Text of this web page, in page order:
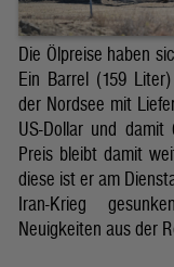
Die Ölpreise haben
Ein Barrel (159
der Nordsee mit
US-Dollar und
Preis bleibt damit
diese ist er am
Iran-Krieg
Neuigkeiten aus der